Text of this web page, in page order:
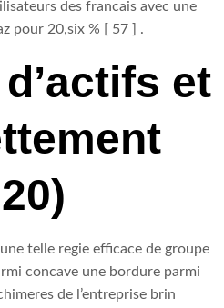
des francais avec une
pour 20,six % [ 57 ] .
et
telle regie efficace de groupe
concave une bordure parmi
de l’entreprise brin